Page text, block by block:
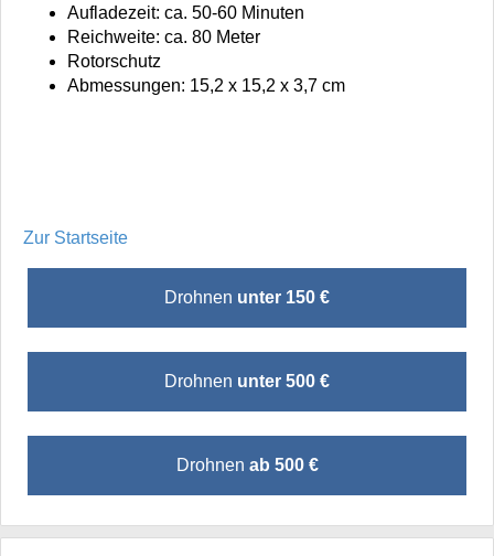
Aufladezeit: ca. 50-60 Minuten
Reichweite: ca. 80 Meter
Rotorschutz
Abmessungen: 15,2 x 15,2 x 3,7 cm
Zur Startseite
Drohnen unter 150 €
Drohnen unter 500 €
Drohnen ab 500 €